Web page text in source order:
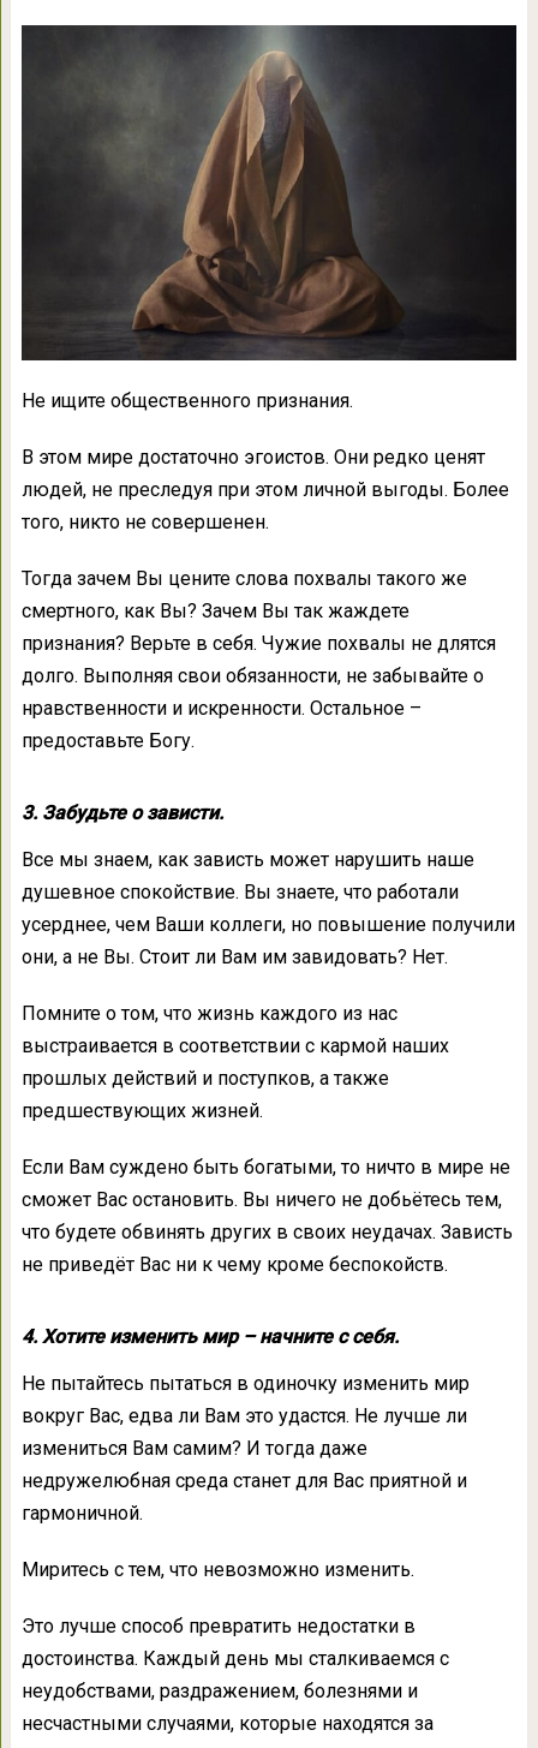
Не ищите общественного признания.
В этом мире достаточно эгоистов. Они редко ценят
людей, не преследуя при этом личной выгоды. Более
того, никто не совершенен.
Тогда зачем Вы цените слова похвалы такого же
смертного, как Вы? Зачем Вы так жаждете
признания? Верьте в себя. Чужие похвалы не длятся
долго. Выполняя свои обязанности, не забывайте о
нравственности и искренности. Остальное –
предоставьте Богу.
3. Забудьте о зависти.
Все мы знаем, как зависть может нарушить наше
душевное спокойствие. Вы знаете, что работали
усерднее, чем Ваши коллеги, но повышение получили
они, а не Вы. Стоит ли Вам им завидовать? Нет.
Помните о том, что жизнь каждого из нас
выстраивается в соответствии с кармой наших
прошлых действий и поступков, а также
предшествующих жизней.
Если Вам суждено быть богатыми, то ничто в мире не
сможет Вас остановить. Вы ничего не добьётесь тем,
что будете обвинять других в своих неудачах. Зависть
не приведёт Вас ни к чему кроме беспокойств.
4. Хотите изменить мир – начните с себя.
Не пытайтесь пытаться в одиночку изменить мир
вокруг Вас, едва ли Вам это удастся. Не лучше ли
измениться Вам самим? И тогда даже
недружелюбная среда станет для Вас приятной и
гармоничной.
Миритесь с тем, что невозможно изменить.
Это лучше способ превратить недостатки в
достоинства. Каждый день мы сталкиваемся с
неудобствами, раздражением, болезнями и
несчастными случаями, которые находятся за